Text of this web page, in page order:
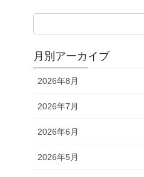
月別アーカイブ
2026年8月
2026年7月
2026年6月
2026年5月